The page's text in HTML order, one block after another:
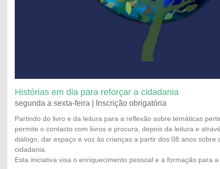
Histórias em dia para reforçar a cidadania
segunda a sexta-feira | Inscrição obrigatória
Partindo do livro e da leitura para a reflexão sobre temáticas
permite o contacto com livros e procura, depois da leitura e
diálogo, dar espaço e voz às crianças a partir dos 08 anos sobre
cidadania.
Esta iniciativa visa o enriquecimento pessoal e a formação para